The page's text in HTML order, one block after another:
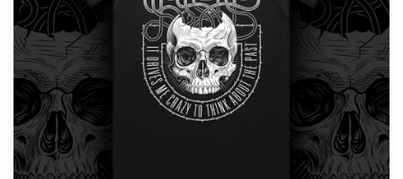
99designs Pro
Ontvang
een
ontwerp